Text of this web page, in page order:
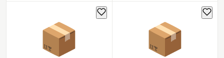
📦 📦